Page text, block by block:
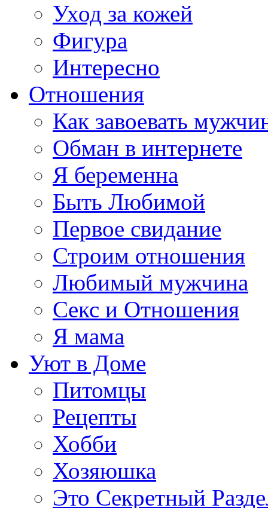
Уход за кожей
Фигура
Интересно
Отношения
Как завоевать
Обман в интернете
Я беременна
Быть Любимой
Первое свидание
Строим отношения
Любимый мужчина
Секс и Отношения
Я мама
Уют в Доме
Питомцы
Рецепты
Хобби
Хозяюшка
Это Секретный